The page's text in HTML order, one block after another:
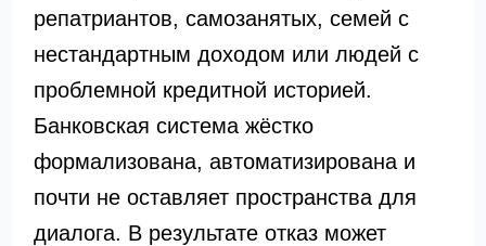
репатриантов, самозанятых, семей с
нестандартным доходом или людей с
проблемной кредитной историей.
Банковская система жёстко
формализована, автоматизирована и
почти не оставляет пространства для
диалога. В результате отказ может